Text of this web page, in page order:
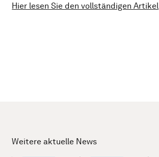
Hier lesen Sie den vollständigen Artikel
Weitere aktuelle News